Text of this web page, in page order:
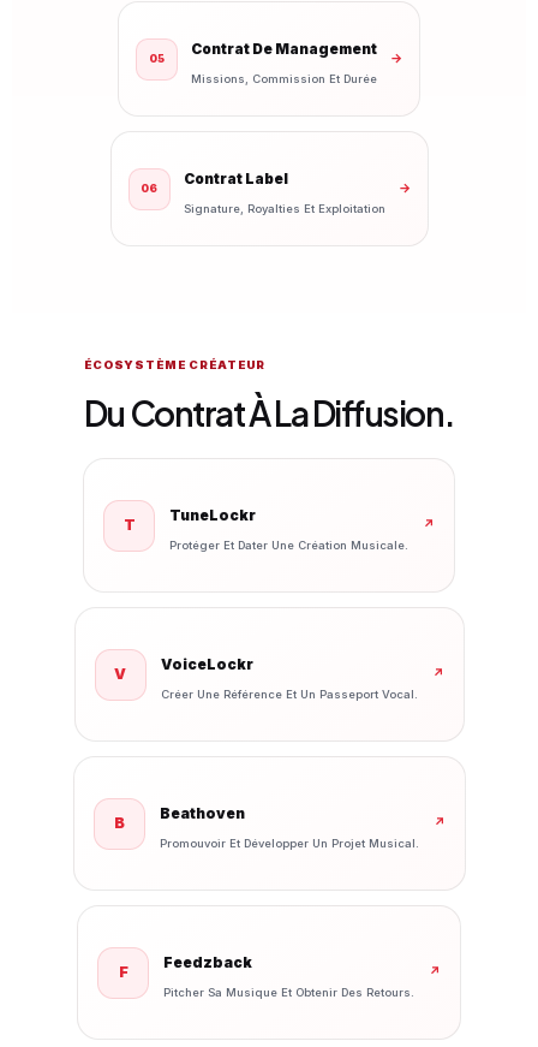
05
Contrat De Management
Missions, Commission Et Durée
→
06
Contrat Label
Signature, Royalties Et Exploitation
→
ÉCOSYSTÈME CRÉATEUR
Du Contrat À La Diffusion.
T
TuneLockr
Protéger Et Dater Une Création Musicale.
↗
V
VoiceLockr
Créer Une Référence Et Un Passeport Vocal.
↗
B
Beathoven
Promouvoir Et Développer Un Projet Musical.
↗
F
Feedzback
Pitcher Sa Musique Et Obtenir Des Retours.
↗